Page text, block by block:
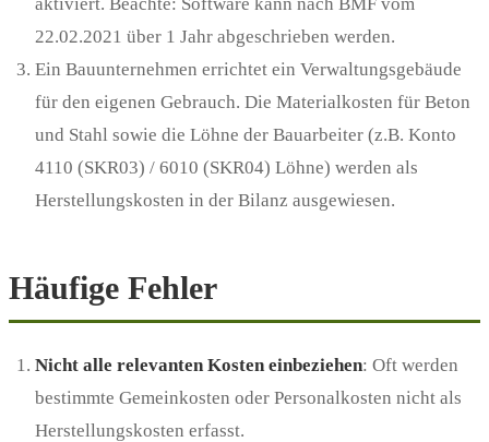
22.02.2021 über 1 Jahr abgeschrieben werden.
Ein Bauunternehmen errichtet ein Verwaltungsgebäude
für den eigenen Gebrauch. Die Materialkosten für Beton
und Stahl sowie die Löhne der Bauarbeiter (z.B. Konto
4110 (SKR03) / 6010 (SKR04) Löhne) werden als
Herstellungskosten in der Bilanz ausgewiesen.
Häufige Fehler
Nicht alle relevanten Kosten einbeziehen: Oft werden
bestimmte Gemeinkosten oder Personalkosten nicht als
Herstellungskosten erfasst.